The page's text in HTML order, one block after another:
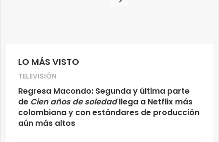
LO MÁS VISTO
TELEVISIÓN
Regresa Macondo: Segunda y última parte
de Cien años de soledadllega a Netflix más
colombiana y con estándares de producción
aún más altos